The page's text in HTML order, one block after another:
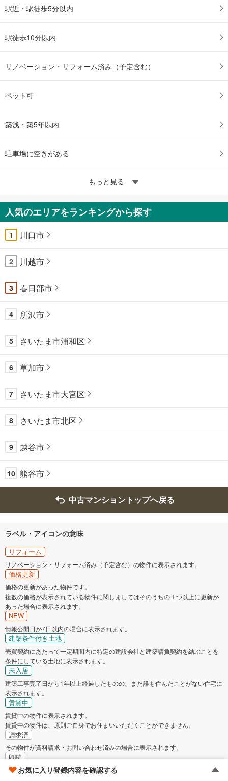
駅近・駅徒歩5分以内
駅徒歩10分以内
リノベーション・リフォーム済み（予定含む）
ペット可
築浅・築5年以内
駐車場に空きがある
もっと見る
人気のエリアをランキングから探す
1 川口市
2 川越市
3 春日部市
4 所沢市
5 さいたま市浦和区
6 草加市
7 さいたま市大宮区
8 さいたま市北区
9 越谷市
10 熊谷市
中古マンショントップへ戻る
ラベル・アイコンの意味
リフォーム
リノベーション・リフォーム済み（予定含む）の物件に表示されます。
価格更新
価格の更新があった物件です。
複数の価格が表示されている物件に関しましてはそのうちの１つ以上に更新が
あった場合に表示されます。
NEW
情報公開日が7日以内の場合に表示されます。
建築条件付き土地
売買契約にあたって一定期間内に特定の建設会社と建築請負契約を結ぶことを
条件にしている土地に表示されます。
未入居
建築工事完了日から1年以上経過したものの、まだ誰も住んだことがない住宅に
表示されます。
賃貸中
賃貸中の物件に表示されます。
賃貸中の物件は、原則ご自身でお住まいいただくことができません。
請求済
その物件が資料請求・お問い合わせ済みの場合に表示されます。
既読
その物件を既にご覧になっている場合に表示されます。
お気に入り登録内容を確認する